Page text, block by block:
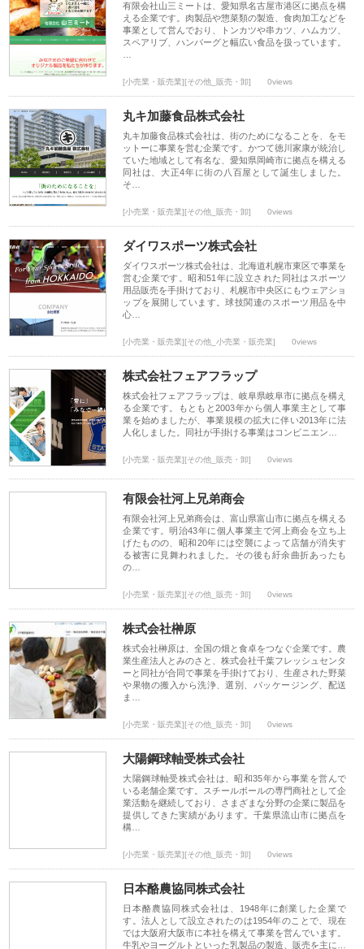
有限会社山三ミートは、愛知県名古屋市港区に拠点を構
える企業です。肉製品や惣菜類の製造、食肉加工などを
事業として営んでおり、トンカツや串カツ、ハムカツ、
スペアリブ、ハンバーグと幅広い食品を扱っています。
[小売業・販売業][その他_販売・卸] 0views
丸キ加藤食品株式会社
丸キ加藤食品株式会社は、街のためになることを、をモ
ットーに事業を営む企業です。かつて徳川家康が統治し
ていた地域として有名な、愛知県岡崎市に拠点を構える
同社は、大正4年に街の八百屋として誕生しました。
そ…
[小売業・販売業][その他_販売・卸] 0views
ダイワスポーツ株式会社
ダイワスポーツ株式会社は、北海道札幌市東区で事業を
営む企業です。昭和51年に設立された同社はスポーツ
用品販売を手掛けており、札幌市中央区にもウェアショ
ップを展開しています。球技関連のスポーツ用品を中
心…
[小売業・販売業][その他_小売業・販売業] 0views
株式会社フェアフラップ
株式会社フェアフラップは、岐阜県岐阜市に拠点を構え
る企業です。もともと2003年から個人事業主として事
業を始めましたが、事業規模の拡大に伴い2013年に法
人化しました。同社が手掛ける事業はコンビニエン…
[小売業・販売業][その他_販売・卸] 0views
有限会社河上兄弟商会
有限会社河上兄弟商会は、富山県富山市に拠点を構える
企業です。明治43年に個人事業主で河上商会を立ち上
げたものの、昭和20年には空襲によって店舗が消失す
る被害に見舞われました。その後も紆余曲折あったも
の…
[小売業・販売業][その他_販売・卸] 0views
株式会社榊原
株式会社榊原は、全国の畑と食卓をつなぐ企業です。農
業生産法人とみのさと、株式会社千葉フレッシュセンタ
ーと同社が合同で事業を手掛けており、生産された野菜
や果物の搬入から洗浄、選別、パッケージング、配送
ま…
[小売業・販売業][その他_販売・卸] 0views
大陽鋼球軸受株式会社
大陽鋼球軸受株式会社は、昭和35年から事業を営んで
いる老舗企業です。スチールボールの専門商社として企
業活動を継続しており、さまざまな分野の企業に製品を
提供してきた実績があります。千葉県流山市に拠点を
構…
[小売業・販売業][その他_販売・卸] 0views
日本酪農協同株式会社
日本酪農協同株式会社は、1948年に創業した企業で
す。法人として設立されたのは1954年のことで、現在
では大阪府大阪市に本社を構えて事業を営んでいます。
牛乳やヨーグルトといった乳製品の製造、販売を主に…